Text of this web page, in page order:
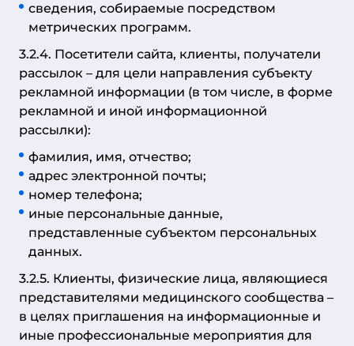
сведения, собираемые посредством
метрических программ.
3.2.4. Посетители сайта, клиенты, получатели
рассылок – для цели направления субъекту
рекламной информации (в том числе, в форме
рекламной и иной информационной
рассылки):
фамилия, имя, отчество;
адрес электронной почты;
номер телефона;
иные персональные данные,
представленные субъектом персональных
данных.
3.2.5. Клиенты, физические лица, являющиеся
представителями медицинского сообщества –
в целях приглашения на информационные и
иные профессиональные мероприятия для